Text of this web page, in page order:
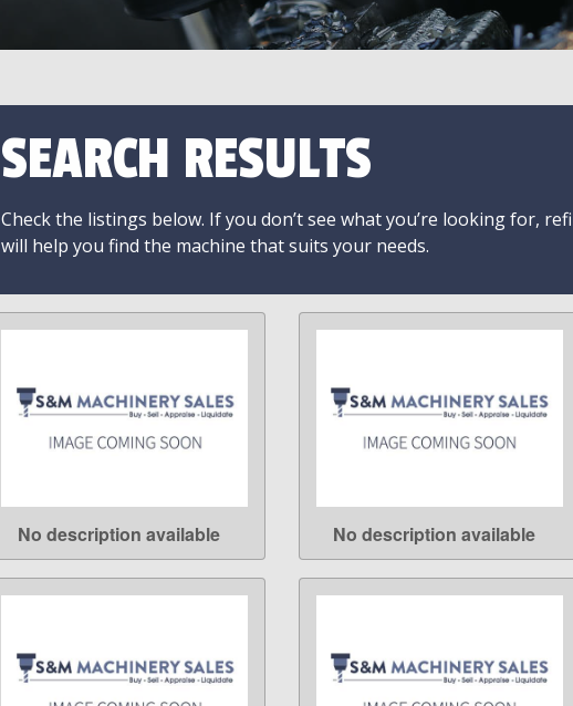
SEARCH RESULTS
Check the listings below. If you don’t see what you’re looking for,
will help you find the machine that suits your needs.
LEARN MORE
No description available LEARN MORE
No description available